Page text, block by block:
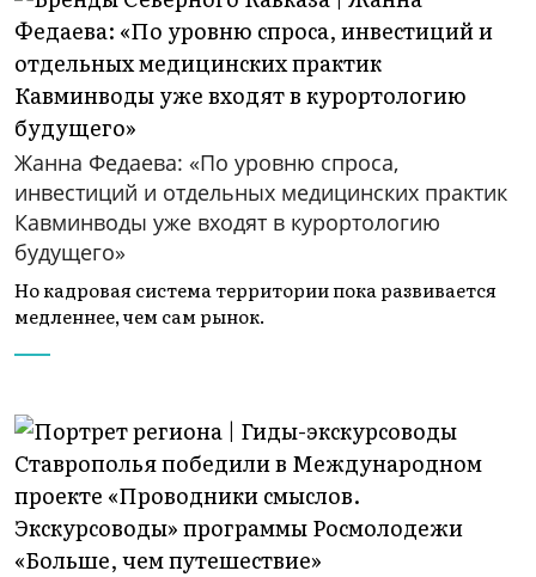
Жанна Федаева: «По уровню спроса,
инвестиций и отдельных медицинских практик
Кавминводы уже входят в курортологию
будущего»
Но кадровая система территории пока развивается
медленнее, чем сам рынок.